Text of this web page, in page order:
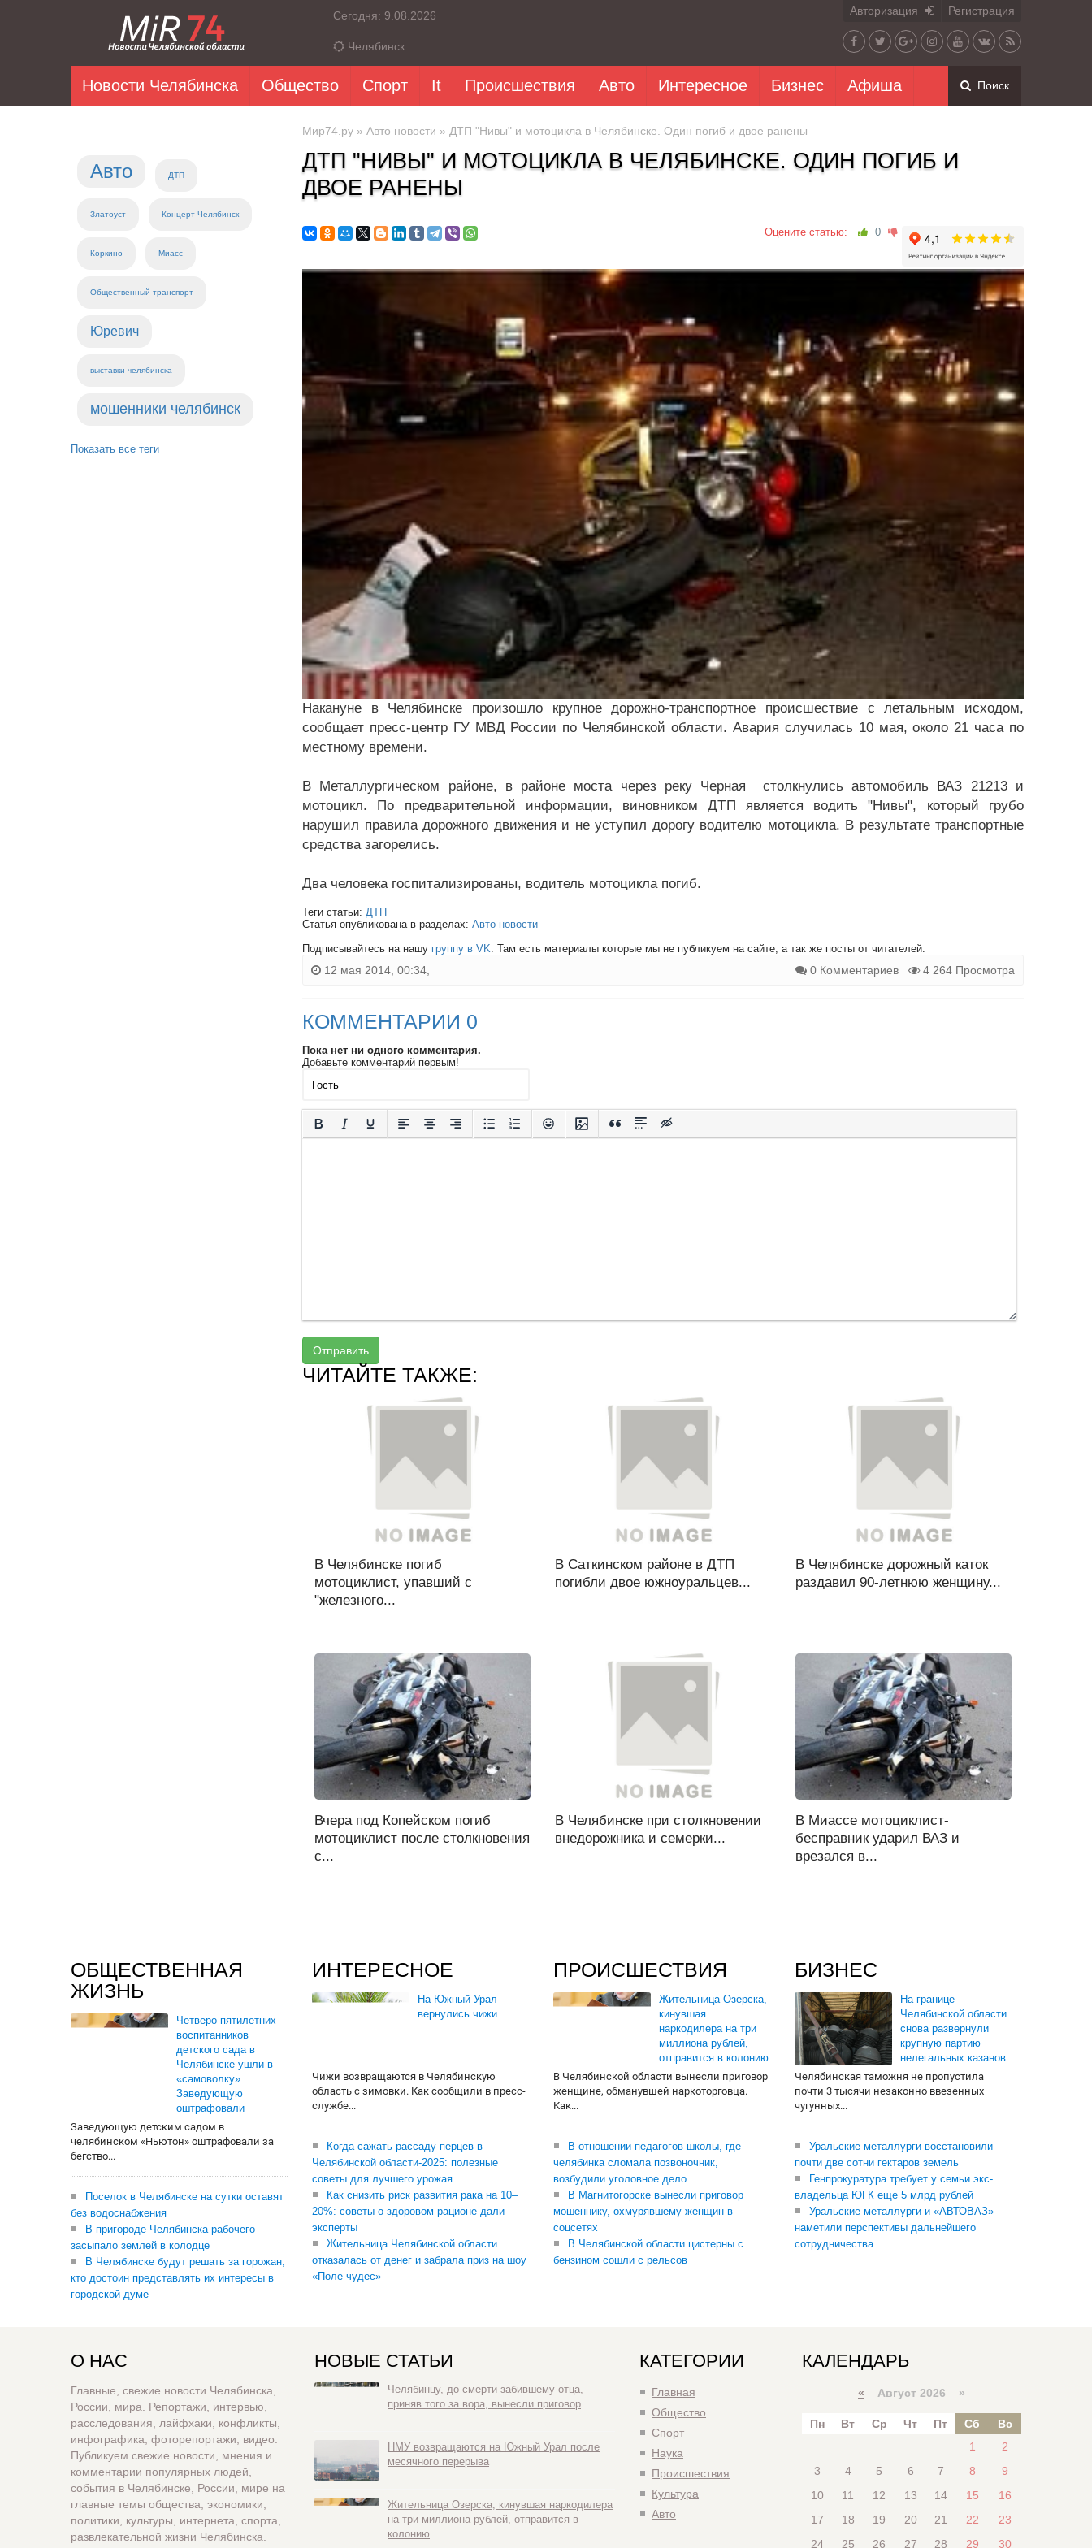
Сегодня: 9.08.2026
Челябинск
Авторизация Регистрация
Новости Челябинска Общество Спорт It Происшествия Авто Интересное Бизнес Афиша Поиск
Авто ДТП
Златоуст Концерт Челябинск
Коркино Миасс
Общественный транспорт
Юревич
выставки челябинска
мошенники челябинск
Показать все теги
Мир74.ру » Авто новости » ДТП "Нивы" и мотоцикла в Челябинске. Один погиб и двое ранены
ДТП "НИВЫ" И МОТОЦИКЛА В ЧЕЛЯБИНСКЕ. ОДИН ПОГИБ И
ДВОЕ РАНЕНЫ
Оцените статью: 0
Накануне в Челябинске произошло крупное дорожно-транспортное происшествие с летальным исходом,
сообщает пресс-центр ГУ МВД России по Челябинской области. Авария случилась 10 мая, около 21 часа по
местному времени.
В Металлургическом районе, в районе моста через реку Черная столкнулись автомобиль ВАЗ 21213 и
мотоцикл. По предварительной информации, виновником ДТП является водить "Нивы", который грубо
нарушил правила дорожного движения и не уступил дорогу водителю мотоцикла. В результате транспортные
средства загорелись.
Два человека госпитализированы, водитель мотоцикла погиб.
Теги статьи: ДТП
Статья опубликована в разделах: Авто новости
Подписывайтесь на нашу группу в VK. Там есть материалы которые мы не публикуем на сайте, а так же посты от читателей.
12 мая 2014, 00:34, 0 Комментариев 4 264 Просмотра
КОММЕНТАРИИ 0
Пока нет ни одного комментария.
Добавьте комментарий первым!
Отправить
ЧИТАЙТЕ ТАКЖЕ:
В Челябинске погиб
мотоциклист, упавший с
"железного...
В Саткинском районе в ДТП
погибли двое южноуральцев...
В Челябинске дорожный каток
раздавил 90-летнюю женщину...
Вчера под Копейском погиб
мотоциклист после столкновения
с...
В Челябинске при столкновении
внедорожника и семерки...
В Миассе мотоциклист-
бесправник ударил ВАЗ и
врезался в...
ОБЩЕСТВЕННАЯ
ЖИЗНЬ
Четверо пятилетних
воспитанников
детского сада в
Челябинске ушли в
«самоволку».
Заведующую
оштрафовали
Заведующую детским садом в
челябинском «Ньютон» оштрафовали за
бегство...
Поселок в Челябинске на сутки оставят
без водоснабжения
В пригороде Челябинска рабочего
засыпало землей в колодце
В Челябинске будут решать за горожан,
кто достоин представлять их интересы в
городской думе
ИНТЕРЕСНОЕ
На Южный Урал
вернулись чижи
Чижи возвращаются в Челябинскую
область с зимовки. Как сообщили в пресс-
службе...
Когда сажать рассаду перцев в
Челябинской области-2025: полезные
советы для лучшего урожая
Как снизить риск развития рака на 10–
20%: советы о здоровом рационе дали
эксперты
Жительница Челябинской области
отказалась от денег и забрала приз на шоу
«Поле чудес»
ПРОИСШЕСТВИЯ
Жительница Озерска,
кинувшая
наркодилера на три
миллиона рублей,
отправится в колонию
В Челябинской области вынесли приговор
женщине, обманувшей наркоторговца.
Как...
В отношении педагогов школы, где
челябинка сломала позвоночник,
возбудили уголовное дело
В Магнитогорске вынесли приговор
мошеннику, охмурявшему женщин в
соцсетях
В Челябинской области цистерны с
бензином сошли с рельсов
БИЗНЕС
На границе
Челябинской области
снова развернули
крупную партию
нелегальных казанов
Челябинская таможня не пропустила
почти 3 тысячи незаконно ввезенных
чугунных...
Уральские металлурги восстановили
почти две сотни гектаров земель
Генпрокуратура требует у семьи экс-
владельца ЮГК еще 5 млрд рублей
Уральские металлурги и «АВТОВАЗ»
наметили перспективы дальнейшего
сотрудничества
О НАС
Главные, свежие новости Челябинска,
России, мира. Репортажи, интервью,
расследования, лайфхаки, конфликты,
инфографика, фоторепортажи, видео.
Публикуем свежие новости, мнения и
комментарии популярных людей,
события в Челябинске, России, мире на
главные темы общества, экономики,
политики, культуры, интернета, спорта,
развлекательной жизни Челябинска.
НОВЫЕ СТАТЬИ
Челябинцу, до смерти забившему отца,
приняв того за вора, вынесли приговор
НМУ возвращаются на Южный Урал после
месячного перерыва
Жительница Озерска, кинувшая наркодилера
на три миллиона рублей, отправится в
колонию
КАТЕГОРИИ
Главная
Общество
Спорт
Наука
Происшествия
Культура
Авто
КАЛЕНДАРЬ
« Август 2026 »
Пн Вт Ср Чт Пт Сб
Вс
1
2
3
4 5 6 7 8
9
10
11 12 13 14 15
16
17
18 19 20 21 22
23
24
25 26 27 28 29 30